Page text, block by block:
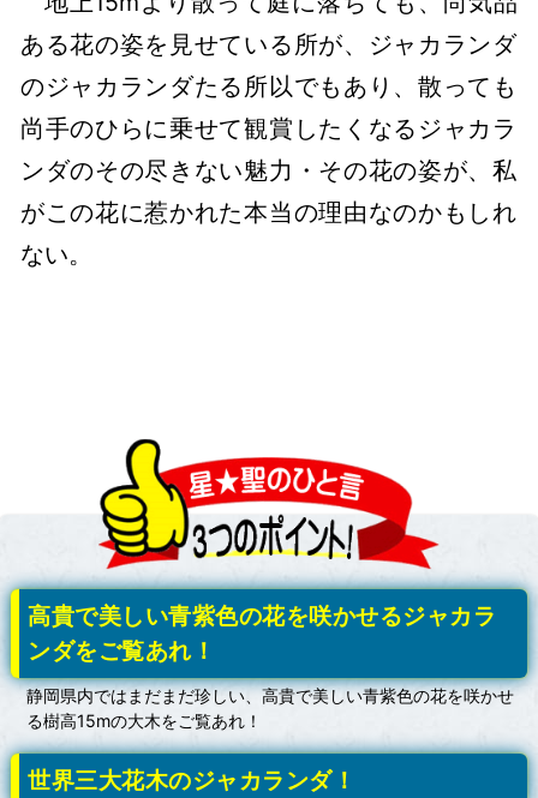
ある花の姿を見せている所が、ジャカランダ
のジャカランダたる所以でもあり、散っても
尚手のひらに乗せて観賞したくなるジャカラ
ンダのその尽きない魅力・その花の姿が、私
がこの花に惹かれた本当の理由なのかもしれ
ない。
高貴で美しい青紫色の花を咲かせるジャカラ
ンダをご覧あれ！
静岡県内ではまだまだ珍しい、高貴で美しい青紫色の花を咲かせ
る樹高15mの大木をご覧あれ！
世界三大花木のジャカランダ！